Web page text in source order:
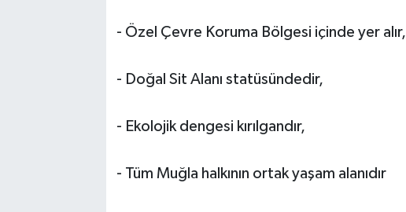
- Özel Çevre Koruma Bölgesi içinde yer alır,
- Doğal Sit Alanı statüsündedir,
- Ekolojik dengesi kırılgandır,
- Tüm Muğla halkının ortak yaşam alanıdır